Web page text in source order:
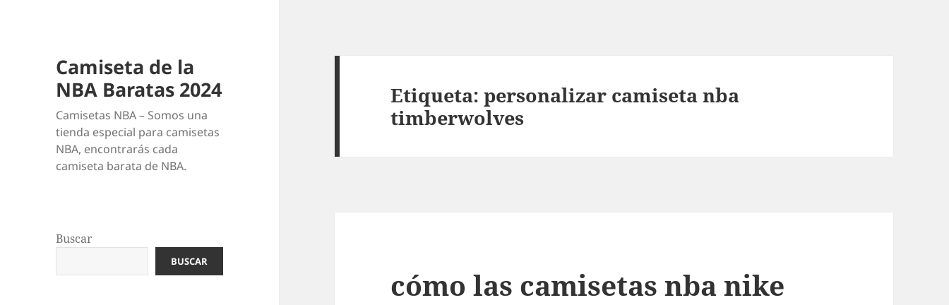
Camiseta de la
NBA Baratas 2024
Camisetas NBA – Somos una
tienda especial para camisetas
NBA, encontrarás cada
camiseta barata de NBA.
Buscar
BUSCAR
Etiqueta:personalizar camiseta nba
timberwolves
cómo las camisetas nba nike